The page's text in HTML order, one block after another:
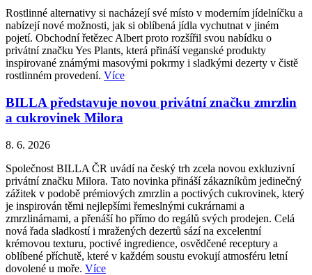
Rostlinné alternativy si nacházejí své místo v moderním jídelníčku a
nabízejí nové možnosti, jak si oblíbená jídla vychutnat v jiném
pojetí. Obchodní řetězec Albert proto rozšířil svou nabídku o
privátní značku Yes Plants, která přináší veganské produkty
inspirované známými masovými pokrmy i sladkými dezerty v čistě
rostlinném provedení. Více
BILLA představuje novou privátní značku zmrzlin
a cukrovinek Milora
8. 6. 2026
Společnost BILLA ČR uvádí na český trh zcela novou exkluzivní
privátní značku Milora. Tato novinka přináší zákazníkům jedinečný
zážitek v podobě prémiových zmrzlin a poctivých cukrovinek, který
je inspirován těmi nejlepšími řemeslnými cukrárnami a
zmrzlinárnami, a přenáší ho přímo do regálů svých prodejen. Celá
nová řada sladkostí i mražených dezertů sází na excelentní
krémovou texturu, poctivé ingredience, osvědčené receptury a
oblíbené příchutě, které v každém soustu evokují atmosféru letní
dovolené u moře. Více